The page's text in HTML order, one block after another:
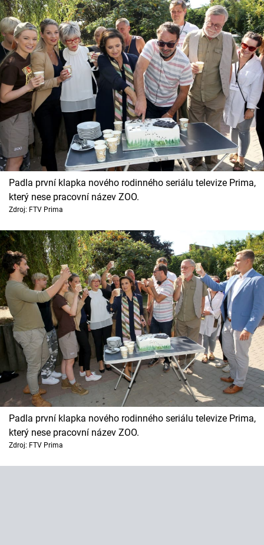
Padla první klapka nového rodinného seriálu televize Prima,
který nese pracovní název ZOO.
Zdroj: FTV Prima
Padla první klapka nového rodinného seriálu televize Prima,
který nese pracovní název ZOO.
Zdroj: FTV Prima